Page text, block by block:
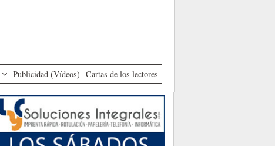
Publicidad (Vídeos) Cartas de los lectores